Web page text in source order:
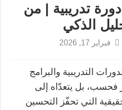
تدريبية | من
الذكي
فبراير 17, 2026
التدريبية والبرامج
فحسب، بل يتعدّاه إلى
التي تحفّز التحسين